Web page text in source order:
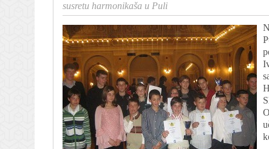
susretu harmonikaša u Puli